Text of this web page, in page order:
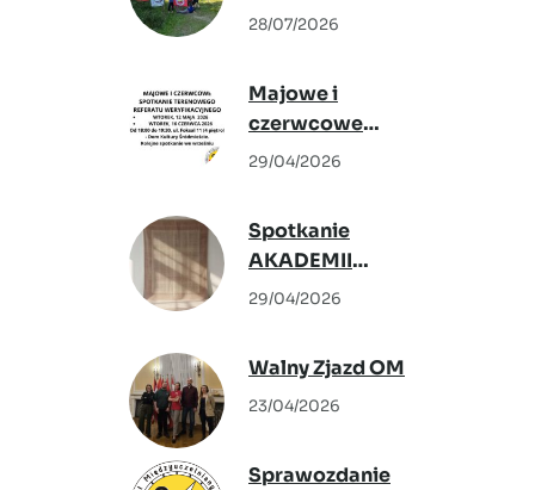
Podwilk 2026
28/07/2026
Majowe i
czerwcowe
spotkanie
Weryfikacyjnego
29/04/2026
Spotkanie
AKADEMII
KRAJOZNAWCÓW –
Warszawskie” –
Agata Warzecha
29/04/2026
Walny Zjazd OM
23/04/2026
Sprawozdanie